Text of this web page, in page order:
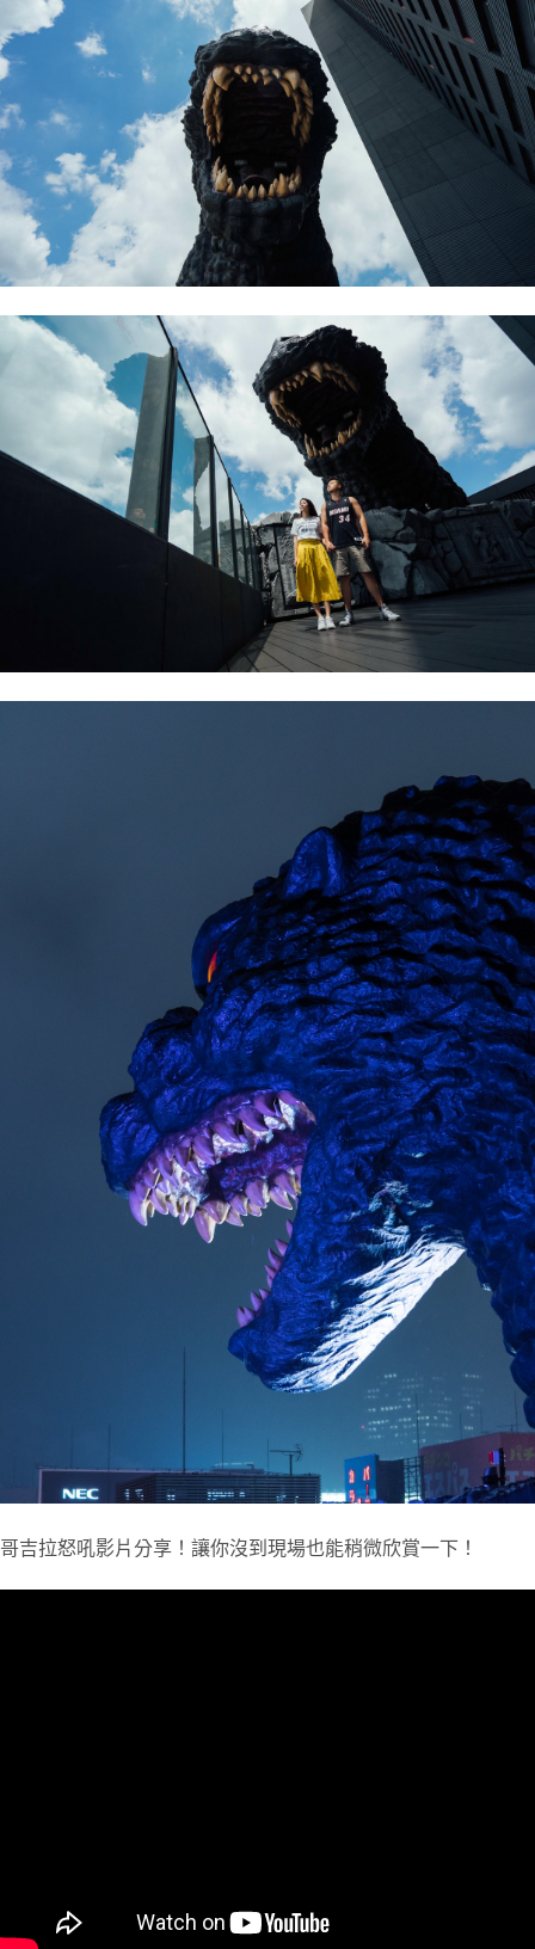
哥吉拉怒吼影片分享！讓你沒到現場也能稍微欣賞一下！